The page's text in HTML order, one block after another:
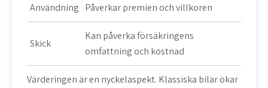
Användning Påverkar premien och villkoren
Skick
Kan påverka försäkringens
omfattning och kostnad
Värderingen är en nyckelaspekt. Klassiska bilar ökar